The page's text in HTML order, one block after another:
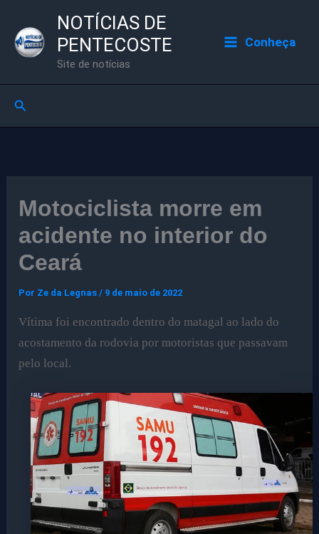
para
NOTÍCIAS DE
PENTECOSTE
Site de notícias
Conheça
Pesquisar
Motociclista morre em
acidente no interior do
Ceará
Por Ze da Legnas/ 9 de maio de 2022
Vítima foi encontrado dentro do matagal ao lado do
acostamento da rodovia por motoristas que passavam
pelo local.